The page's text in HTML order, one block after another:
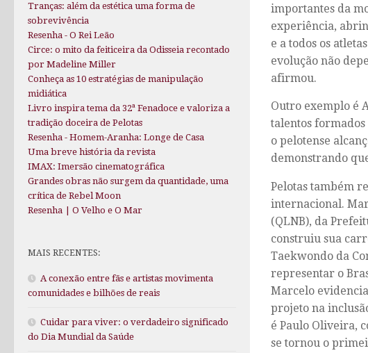
importantes da
experiência,
e a todos os
evolução não
afirmou.
Outro exemplo é
talentos
o pelotense
demonstrando
Pelotas também
internacional.
(QLNB), da
construiu sua
Taekwondo da
representar o
Marcelo
projeto na
é Paulo Oliveira,
se tornou o
Tranças: além da estética uma forma de
sobrevivência
Resenha - O Rei Leão
Circe: o mito da feiticeira da Odisseia recontado
por Madeline Miller
Conheça as 10 estratégias de manipulação
midiática
Livro inspira tema da 32ª Fenadoce e valoriza a
tradição doceira de Pelotas
Resenha - Homem-Aranha: Longe de Casa
Uma breve história da revista
IMAX: Imersão cinematográfica
Grandes obras não surgem da quantidade, uma
crítica de Rebel Moon
Resenha | O Velho e O Mar
MAIS RECENTES:
A conexão entre fãs e artistas movimenta
comunidades e bilhões de reais
Cuidar para viver: o verdadeiro significado
do Dia Mundial da Saúde